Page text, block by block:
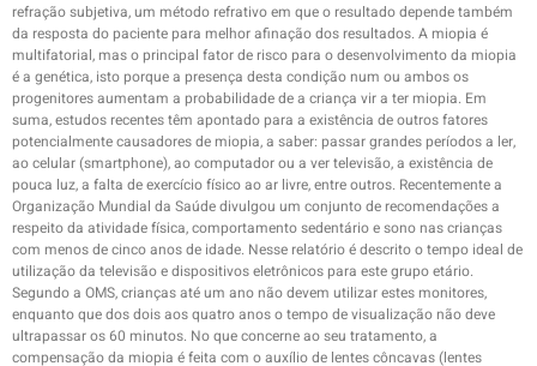
refração subjetiva, um método refrativo em que o resultado depende também
da resposta do paciente para melhor afinação dos resultados. A miopia é
multifatorial, mas o principal fator de risco para o desenvolvimento da miopia
é a genética, isto porque a presença desta condição num ou ambos os
progenitores aumentam a probabilidade de a criança vir a ter miopia. Em
suma, estudos recentes têm apontado para a existência de outros fatores
potencialmente causadores de miopia, a saber: passar grandes períodos a ler,
ao celular (smartphone), ao computador ou a ver televisão, a existência de
pouca luz, a falta de exercício físico ao ar livre, entre outros. Recentemente a
Organização Mundial da Saúde divulgou um conjunto de recomendações a
respeito da atividade física, comportamento sedentário e sono nas crianças
com menos de cinco anos de idade. Nesse relatório é descrito o tempo ideal de
utilização da televisão e dispositivos eletrônicos para este grupo etário.
Segundo a OMS, crianças até um ano não devem utilizar estes monitores,
enquanto que dos dois aos quatro anos o tempo de visualização não deve
ultrapassar os 60 minutos. No que concerne ao seu tratamento, a
compensação da miopia é feita com o auxílio de lentes côncavas (lentes